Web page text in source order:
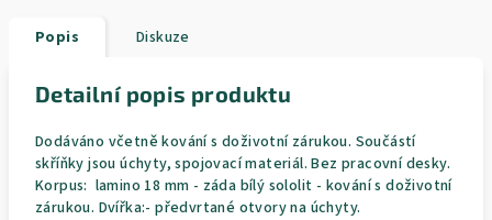
Popis Diskuze
Detailní popis produktu
Dodáváno včetně kování s doživotní zárukou. Součástí
skříňky jsou úchyty, spojovací materiál. Bez pracovní desky.
Korpus: lamino 18 mm - záda bílý sololit - kování s doživotní
zárukou. Dvířka:- předvrtané otvory na úchyty.